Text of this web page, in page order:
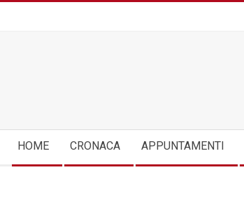
Navigation
Menu
HOME CRONACA APPUNTAMENTI